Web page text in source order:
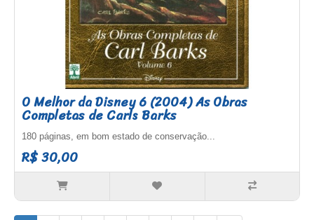
O Melhor da Disney 6 (2004) As Obras
Completas de Carls Barks
180 páginas, em bom estado de conservação...
R$ 30,00